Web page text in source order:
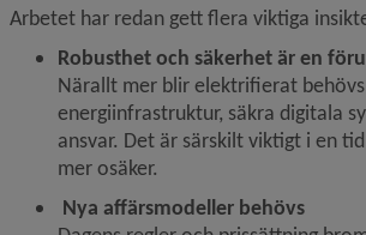
Arbetet har redan gett flera viktiga
Robusthet och säkerhet är en
Närallt mer blir elektrifierat
energiinfrastruktur, säkra digitala
ansvar. Det är särskilt viktigt i en
mer osäker.
Nya affärsmodeller behövs